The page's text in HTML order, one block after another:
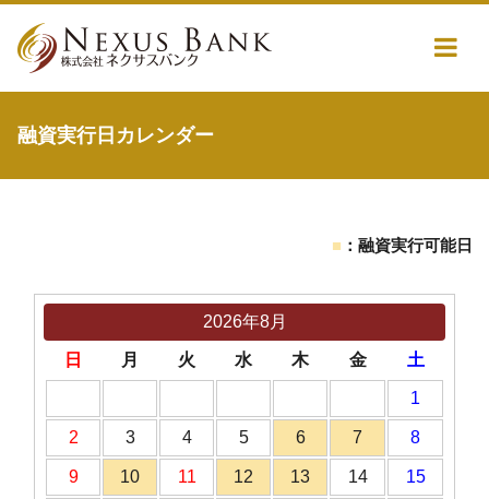
融資実行日カレンダー
■ ：融資実行可能日
2026年8月
日 月 火 水 木 金 土
1
2 3 4 5 6 7 8
9 10 11 12 13 14 15